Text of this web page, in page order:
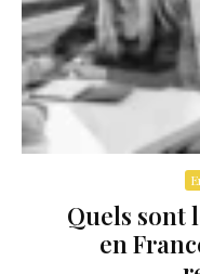
Quels sont
en